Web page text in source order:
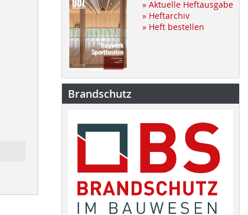
» Aktuelle Heftausgabe
» Heftarchiv
» Heft bestellen
Brandschutz